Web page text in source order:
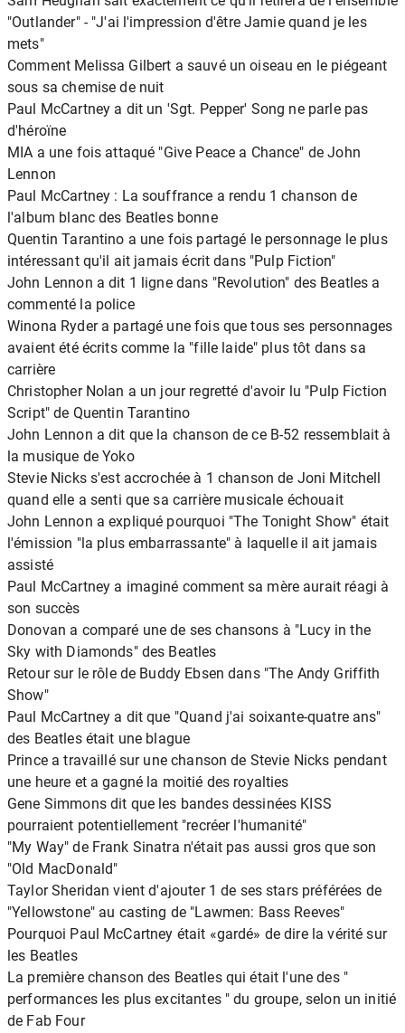
"Outlander" - "J'ai l'impression d'être Jamie quand je les
mets"
Comment Melissa Gilbert a sauvé un oiseau en le piégeant
sous sa chemise de nuit
Paul McCartney a dit un 'Sgt. Pepper' Song ne parle pas
d'héroïne
MIA a une fois attaqué "Give Peace a Chance" de John
Lennon
Paul McCartney : La souffrance a rendu 1 chanson de
l'album blanc des Beatles bonne
Quentin Tarantino a une fois partagé le personnage le plus
intéressant qu'il ait jamais écrit dans "Pulp Fiction"
John Lennon a dit 1 ligne dans "Revolution" des Beatles a
commenté la police
Winona Ryder a partagé une fois que tous ses personnages
avaient été écrits comme la "fille laide" plus tôt dans sa
carrière
Christopher Nolan a un jour regretté d'avoir lu "Pulp Fiction
Script" de Quentin Tarantino
John Lennon a dit que la chanson de ce B-52 ressemblait à
la musique de Yoko
Stevie Nicks s'est accrochée à 1 chanson de Joni Mitchell
quand elle a senti que sa carrière musicale échouait
John Lennon a expliqué pourquoi "The Tonight Show" était
l'émission "la plus embarrassante" à laquelle il ait jamais
assisté
Paul McCartney a imaginé comment sa mère aurait réagi à
son succès
Donovan a comparé une de ses chansons à "Lucy in the
Sky with Diamonds" des Beatles
Retour sur le rôle de Buddy Ebsen dans "The Andy Griffith
Show"
Paul McCartney a dit que "Quand j'ai soixante-quatre ans"
des Beatles était une blague
Prince a travaillé sur une chanson de Stevie Nicks pendant
une heure et a gagné la moitié des royalties
Gene Simmons dit que les bandes dessinées KISS
pourraient potentiellement "recréer l'humanité"
"My Way" de Frank Sinatra n'était pas aussi gros que son
"Old MacDonald"
Taylor Sheridan vient d'ajouter 1 de ses stars préférées de
"Yellowstone" au casting de "Lawmen: Bass Reeves"
Pourquoi Paul McCartney était «gardé» de dire la vérité sur
les Beatles
La première chanson des Beatles qui était l'une des "
performances les plus excitantes " du groupe, selon un initié
de Fab Four